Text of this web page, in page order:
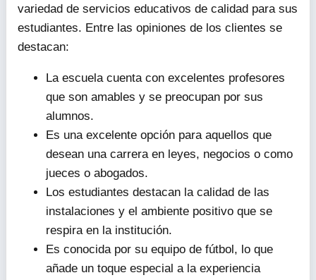
variedad de servicios educativos de calidad para sus
estudiantes. Entre las opiniones de los clientes se
destacan:
La escuela cuenta con excelentes profesores
que son amables y se preocupan por sus
alumnos.
Es una excelente opción para aquellos que
desean una carrera en leyes, negocios o como
jueces o abogados.
Los estudiantes destacan la calidad de las
instalaciones y el ambiente positivo que se
respira en la institución.
Es conocida por su equipo de fútbol, lo que
añade un toque especial a la experiencia